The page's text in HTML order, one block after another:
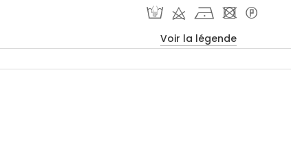
W d h - *
Voir la légende